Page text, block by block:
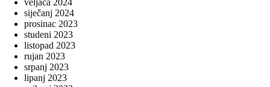
veljača 2024
siječanj 2024
prosinac 2023
studeni 2023
listopad 2023
rujan 2023
srpanj 2023
lipanj 2023